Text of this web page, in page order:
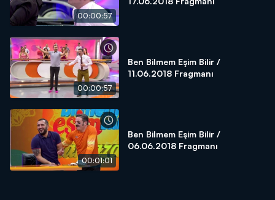
00:00:57
00:00:57
Ben Bilmem Eşim Bilir /
11.06.2018 Fragmanı
00:01:01
Ben Bilmem Eşim Bilir /
06.06.2018 Fragmanı